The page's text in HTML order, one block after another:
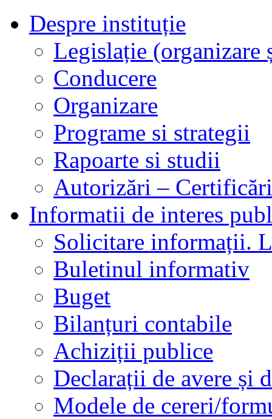
Despre instituție
Legislație
Conducere
Organizare
Programe si strategii
Rapoarte si studii
Autorizări –
Informatii de interes
Solicitare informații.
Buletinul informativ
Buget
Bilanțuri contabile
Achiziții publice
Declarații de avere și
Modele de cereri/